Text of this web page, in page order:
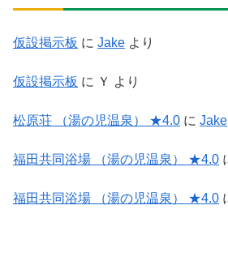
仮設掲示板 に Jake より
仮設掲示板 に Ｙ より
松原荘 （湯の児温泉） ★4.0 に Jake
福田共同浴場 （湯の児温泉） ★4.0
福田共同浴場 （湯の児温泉） ★4.0